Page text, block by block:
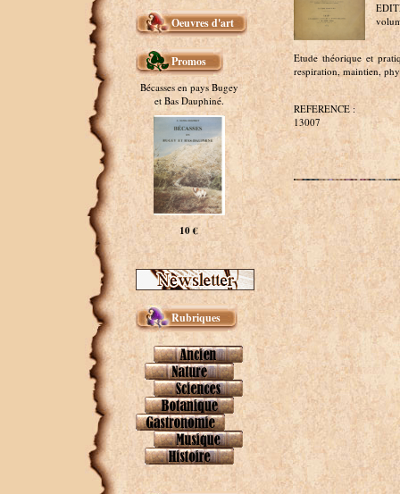
Oeuvres d'art
Promos
Bécasses en pays Bugey
et Bas Dauphiné.
10 €
Rubriques
Etude théorique et
respiration, maintien,
REFERENCE :
13007